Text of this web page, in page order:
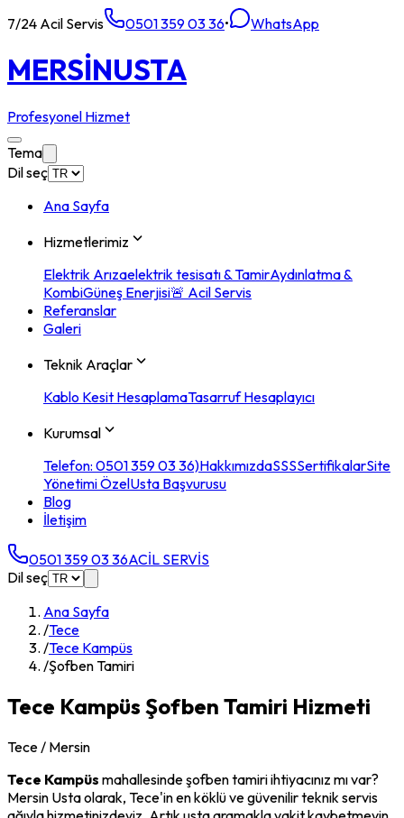
7/24 Acil Servis 0501 359 03 36• WhatsApp
MERSİNUSTA
Profesyonel Hizmet
Tema
Dil seç
Ana Sayfa
Hizmetlerimiz
Elektrik Arızaelektrik tesisatı & TamirAydınlatma &
KombiGüneş Enerjisi🚨 Acil Servis
Referanslar
Galeri
Teknik Araçlar
Kablo Kesit HesaplamaTasarruf Hesaplayıcı
Kurumsal
Telefon: 0501 359 03 36)HakkımızdaSSSSertifikalarSite
Yönetimi ÖzelUsta Başvurusu
Blog
İletişim
0501 359 03 36ACİL SERVİS
Dil seç
Ana Sayfa
/Tece
/Tece Kampüs
/Şofben Tamiri
Tece Kampüs Şofben Tamiri Hizmeti
Tece / Mersin
Tece Kampüs mahallesindeşofben tamiriihtiyacınız mı var?
Mersin Usta olarak, Tece'in en köklü ve güvenilir teknik servis